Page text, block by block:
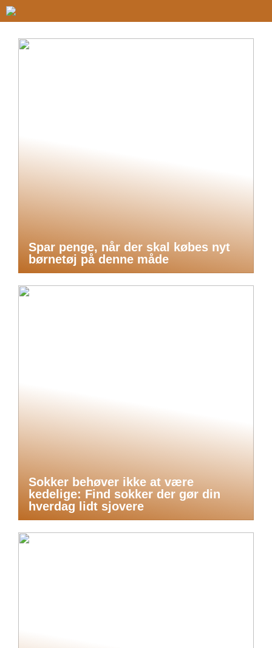
Spar penge, når der skal købes nyt
børnetøj på denne måde
Sokker behøver ikke at være
kedelige: Find sokker der gør din
hverdag lidt sjovere